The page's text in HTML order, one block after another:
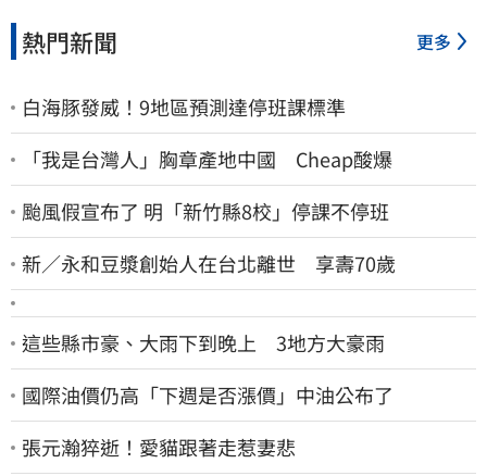
熱門新聞 更多
白海豚發威！9地區預測達停班課標準
「我是台灣人」胸章產地中國 Cheap酸爆
颱風假宣布了 明「新竹縣8校」停課不停班
新／永和豆漿創始人在台北離世 享壽70歲
這些縣市豪、大雨下到晚上 3地方大豪雨
國際油價仍高「下週是否漲價」中油公布了
張元瀚猝逝！愛貓跟著走惹妻悲